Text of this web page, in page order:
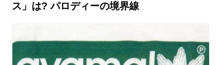
ス」は? パロディーの境界線